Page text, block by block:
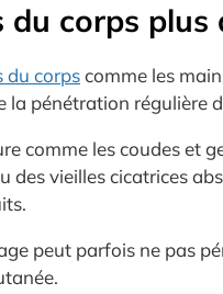
du corps
du corpscomme les
la pénétration régulière
comme les coudes et
des vieilles cicatrices
peut parfois ne pas